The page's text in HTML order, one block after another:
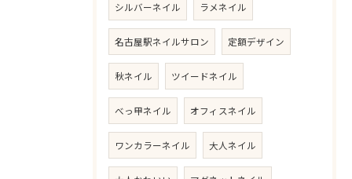
シルバーネイル ラメネイル
名古屋駅ネイルサロン 定額デザイン
秋ネイル ツイードネイル
べっ甲ネイル オフィスネイル
ワンカラーネイル 大人ネイル